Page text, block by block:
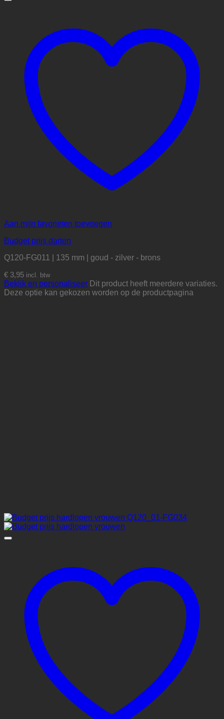
Aan mijn favorieten toevoegen
Budget prijs darten
Q120-FG011 | 135 mm | goud - zilver - brons
€ 3,95 incl. btw
Bekijk en personaliseer Dit product heeft meerdere variaties.
Deze optie kan gekozen worden op de productpagina